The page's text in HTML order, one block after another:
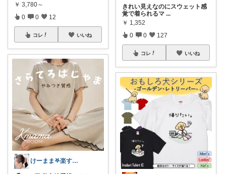
￥ 3,780～
0 0 12
コレ いいね
けーまま𖤐楽する家づくり☀︎*.｡
きれい見えなのにスウェット感
覚で着られるマ ...
￥ 1,352
0 0 127
コレ いいね